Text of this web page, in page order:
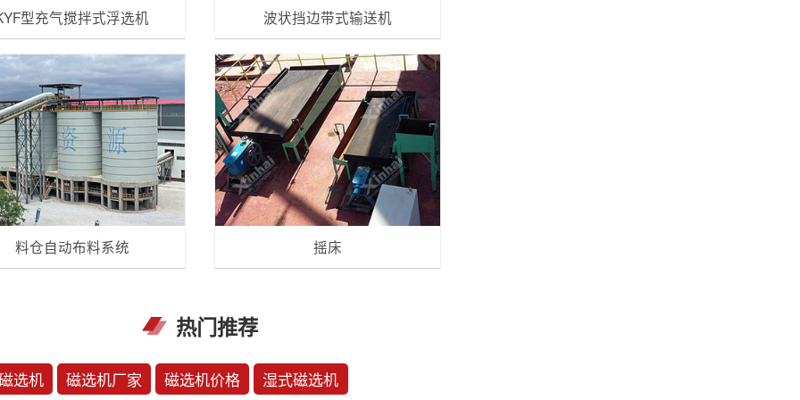
型充气搅拌式浮选机 波状挡边带式输送机
料仓自动布料系统 摇床
热门推荐
选机 磁选机厂家 磁选机价格 湿式磁选机